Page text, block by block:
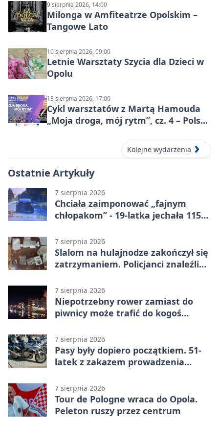
9 sierpnia 2026, 14:00
Milonga w Amfiteatrze Opolskim –
Tangowe Lato
10 sierpnia 2026, 09:00
Letnie Warsztaty Szycia dla Dzieci w
Opolu
13 sierpnia 2026, 17:00
Cykl warsztatów z Martą Hamouda
„Moja droga, mój rytm”, cz. 4 – Polska
Kolejne wydarzenia
Ostatnie Artykuły
7 sierpnia 2026
Chciała zaimponować „fajnym
chłopakom” - 19-latka jechała 115
7 sierpnia 2026
Slalom na hulajnodze zakończył się
zatrzymaniem. Policjanci znaleźli
7 sierpnia 2026
Niepotrzebny rower zamiast do
piwnicy może trafić do kogoś
7 sierpnia 2026
Pasy były dopiero początkiem. 51-
latek z zakazem prowadzenia
7 sierpnia 2026
Tour de Pologne wraca do Opola.
Peleton ruszy przez centrum